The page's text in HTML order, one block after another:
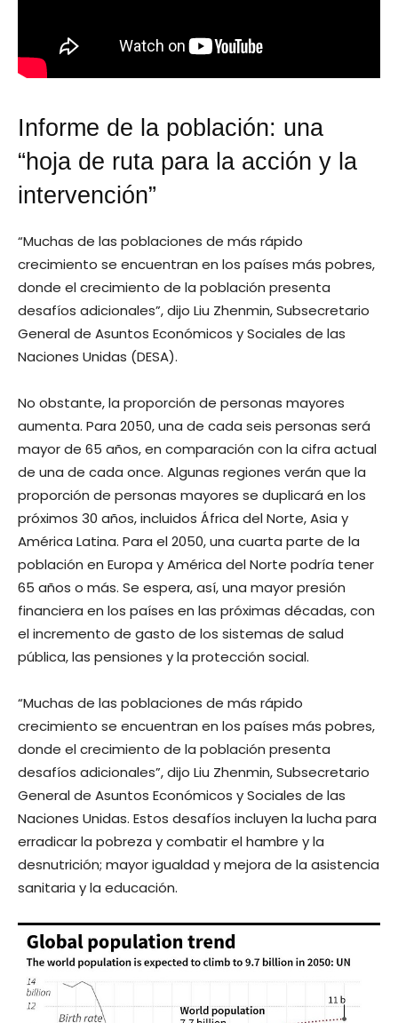
Informe de la población: una
“hoja de ruta para la acción y la
intervención”
“Muchas de las poblaciones de más rápido
crecimiento se encuentran en los países más pobres,
donde el crecimiento de la población presenta
desafíos adicionales”, dijo Liu Zhenmin, Subsecretario
General de Asuntos Económicos y Sociales de las
Naciones Unidas (DESA).
No obstante, la proporción de personas mayores
aumenta. Para 2050, una de cada seis personas será
mayor de 65 años, en comparación con la cifra actual
de una de cada once. Algunas regiones verán que la
proporción de personas mayores se duplicará en los
próximos 30 años, incluidos África del Norte, Asia y
América Latina. Para el 2050, una cuarta parte de la
población en Europa y América del Norte podría tener
65 años o más. Se espera, así, una mayor presión
financiera en los países en las próximas décadas, con
el incremento de gasto de los sistemas de salud
pública, las pensiones y la protección social.
“Muchas de las poblaciones de más rápido
crecimiento se encuentran en los países más pobres,
donde el crecimiento de la población presenta
desafíos adicionales”, dijo Liu Zhenmin, Subsecretario
General de Asuntos Económicos y Sociales de las
Naciones Unidas. Estos desafíos incluyen la lucha para
erradicar la pobreza y combatir el hambre y la
desnutrición; mayor igualdad y mejora de la asistencia
sanitaria y la educación.